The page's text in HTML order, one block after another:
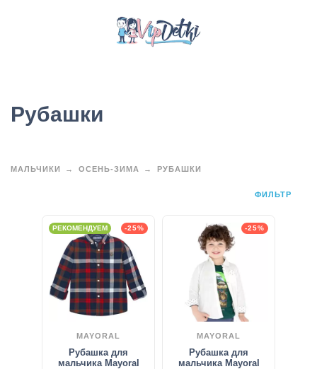
Рубашки
МАЛЬЧИКИ ОСЕНЬ-ЗИМА РУБАШКИ
ФИЛЬТР
-25%
РЕКОМЕНДУЕМ
MAYORAL
Рубашка для
мальчика Mayoral
-25%
MAYORAL
Рубашка для
мальчика Mayoral